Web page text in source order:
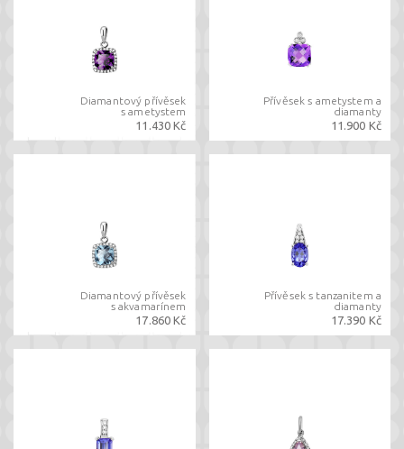
Diamantový přívěsek
s ametystem
11.430 Kč
Přívěsek s ametystem a
diamanty
11.900 Kč
Diamantový přívěsek
s akvamarínem
17.860 Kč
Přívěsek s tanzanitem a
diamanty
17.390 Kč